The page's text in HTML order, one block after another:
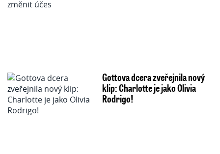
Gottova dcera zveřejnila nový
klip: Charlotte je jako Olivia
Rodrigo!